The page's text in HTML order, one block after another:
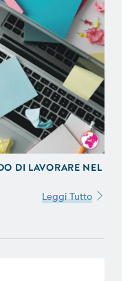
DI LAVORARE NEL
Leggi Tutto